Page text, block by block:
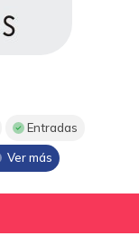
Entradas
Ver más